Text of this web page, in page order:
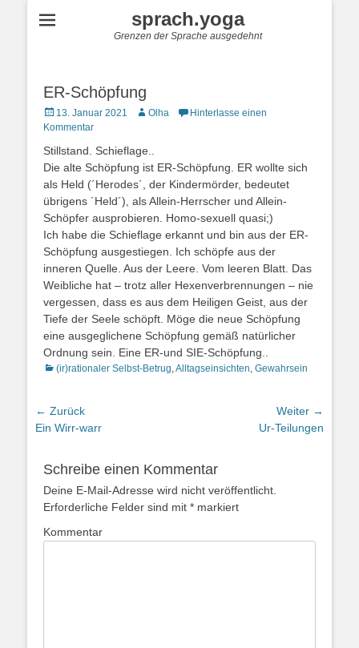
sprach.yoga
Grenzen der Sprache ausgedehnt
ER-Schöpfung
Posted
on
13. Januar 2021 AutorOlha
Hinterlasse einen
Kommentar
Stillstand. Schieflage..
Die alte Schöpfung ist ER-Schöpfung. ER wollte sich
als Held (´Herodes´, der Kindermörder, bedeutet
übrigens ´Held´), als Allein-Herrscher und Allein-
Schöpfer ausprobieren. Homo-sexuell quasi;)
Ich habe die Schieflage erkannt und bin aus der ER-
Schöpfung ausgestiegen. Ich schöpfe aus der
inneren Quelle. Aus der Leere. Vom leeren Blatt. Das
Weibliche hat – trotz aller Hexenverbrennungen – nie
vergessen, dass es aus dem Heiligen Geist, aus der
Tiefe der Seele schöpft. Möge die neue Schöpfung
eine ausgeglichene Schöpfung gemäß natürlicher
Ordnung sein. Eine ER-und SIE-Schöpfung..
Kategorien
(ir)rationaler Selbst-Betrug,Alltagseinsichten, Gewahrsein
Beitragsnavigation
← Zurück
Vorheriger
Ein Wirr-warr
Weiter →
Ur-Teilungen
Schreibe einen Kommentar
Deine E-Mail-Adresse wird nicht veröffentlicht.
Erforderliche Felder sind mit * markiert
Kommentar